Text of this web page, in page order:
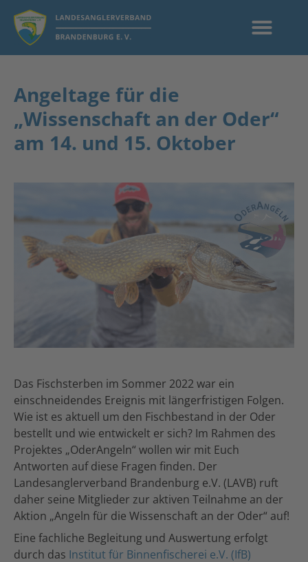
Angeltage für die
„Wissenschaft an der Oder“
am 14. und 15. Oktober
Das Fischsterben im Sommer 2022 war ein
einschneidendes Ereignis mit längerfristigen Folgen.
Wie ist es aktuell um den Fischbestand in der Oder
bestellt und wie entwickelt er sich? Im Rahmen des
Projektes „OderAngeln“ wollen wir mit Euch
Antworten auf diese Fragen finden. Der
Landesanglerverband Brandenburg e.V. (LAVB) ruft
daher seine Mitglieder zur aktiven Teilnahme an der
Aktion „Angeln für die Wissenschaft an der Oder“ auf!
Eine fachliche Begleitung und Auswertung erfolgt
durch das Institut für Binnenfischerei e.V. (IfB)